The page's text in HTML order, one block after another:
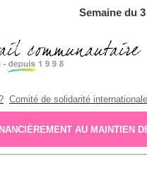
Semaine du
Comité de solidarité internationale
AU MAINTIEN